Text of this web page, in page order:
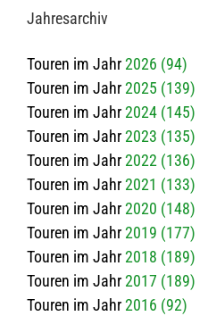
Jah­res­ar­chiv
Touren im Jahr2026 (94)
Touren im Jahr2025 (139)
Touren im Jahr2024 (145)
Touren im Jahr2023 (135)
Touren im Jahr2022 (136)
Touren im Jahr2021 (133)
Touren im Jahr2020 (148)
Touren im Jahr2019 (177)
Touren im Jahr2018 (189)
Touren im Jahr2017 (189)
Touren im Jahr2016 (92)